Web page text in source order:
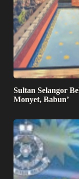
Sultan Selangor
Monyet, Babun’